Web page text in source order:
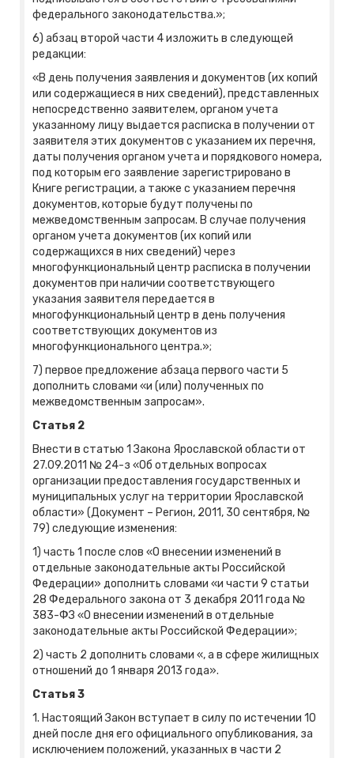
федерального законодательства.»;
6) абзац второй части 4 изложить в следующей
редакции:
«В день получения заявления и документов (их копий
или содержащиеся в них сведений), представленных
непосредственно заявителем, органом учета
указанному лицу выдается расписка в получении от
заявителя этих документов с указанием их перечня,
даты получения органом учета и порядкового номера,
под которым его заявление зарегистрировано в
Книге регистрации, а также с указанием перечня
документов, которые будут получены по
межведомственным запросам. В случае получения
органом учета документов (их копий или
содержащихся в них сведений) через
многофункциональный центр расписка в получении
документов при наличии соответствующего
указания заявителя передается в
многофункциональный центр в день получения
соответствующих документов из
многофункционального центра.»;
7) первое предложение абзаца первого части 5
дополнить словами «и (или) полученных по
межведомственным запросам».
Статья 2
Внести в статью 1 Закона Ярославской области от
27.09.2011 № 24-з «Об отдельных вопросах
организации предоставления государственных и
муниципальных услуг на территории Ярославской
области» (Документ – Регион, 2011, 30 сентября, №
79) следующие изменения:
1) часть 1 после слов «О внесении изменений в
отдельные законодательные акты Российской
Федерации» дополнить словами «и части 9 статьи
28 Федерального закона от 3 декабря 2011 года №
383-ФЗ «О внесении изменений в отдельные
законодательные акты Российской Федерации»;
2) часть 2 дополнить словами «, а в сфере жилищных
отношений до 1 января 2013 года».
Статья 3
1. Настоящий Закон вступает в силу по истечении 10
дней после дня его официального опубликования, за
исключением положений, указанных в части 2